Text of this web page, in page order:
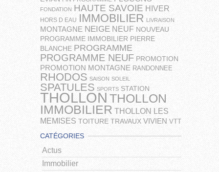
FONDATION HAUTE SAVOIE HIVER
HORS D EAU IMMOBILIER LIVRAISON
MONTAGNE NEIGE NEUF NOUVEAU
PROGRAMME IMMOBILIER PIERRE
BLANCHE PROGRAMME
PROGRAMME NEUF PROMOTION
PROMOTION MONTAGNE RANDONNEE
RHODOS SAISON SOLEIL
SPATULES SPORTS STATION
THOLLON THOLLON
IMMOBILIER THOLLON LES
MEMISES TOITURE TRAVAUX VIVIEN VTT
CATÉGORIES
Actus
Immobilier